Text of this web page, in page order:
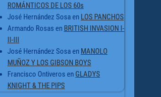
ROMÁNTICOS DE LOS 60s
José Hernández Sosa en LOS PANCHOS
Armando Rosas en BRITISH INVASION I-
II-III
José Hernández Sosa en MANOLO
MUÑOZ Y LOS GIBSON BOYS
Francisco Ontiveros en GLADYS
KNIGHT & THE PIPS